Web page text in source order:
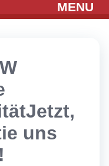
MENU
uns